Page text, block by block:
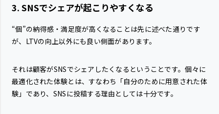
3. SNSでシェアが起こりやすくなる
“個”の納得感・満足度が高くなることは先に述べた通りです
が、LTVの向上以外にも良い側面があります。
それは顧客がSNSでシェアしたくなるということです。個々に
最適化された体験とは、すなわち「自分のために用意された体
験」であり、SNSに投稿する理由としては十分です。